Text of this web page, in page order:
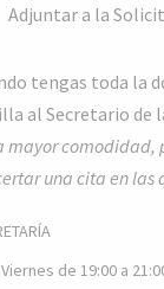
Adjuntar a la
tengas toda la
al Secretario de
mayor comodidad,
una cita en las
Viernes de 19:00 a